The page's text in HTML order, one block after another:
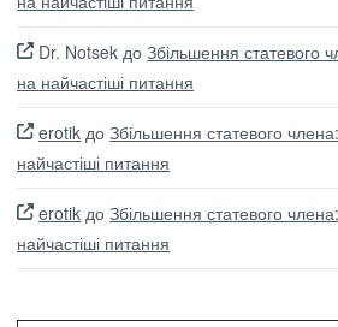
Dr. Notsek доЗбільшення статевого
на найчастіші питання
erotik доЗбільшення статевого
найчастіші питання
erotik доЗбільшення статевого
найчастіші питання